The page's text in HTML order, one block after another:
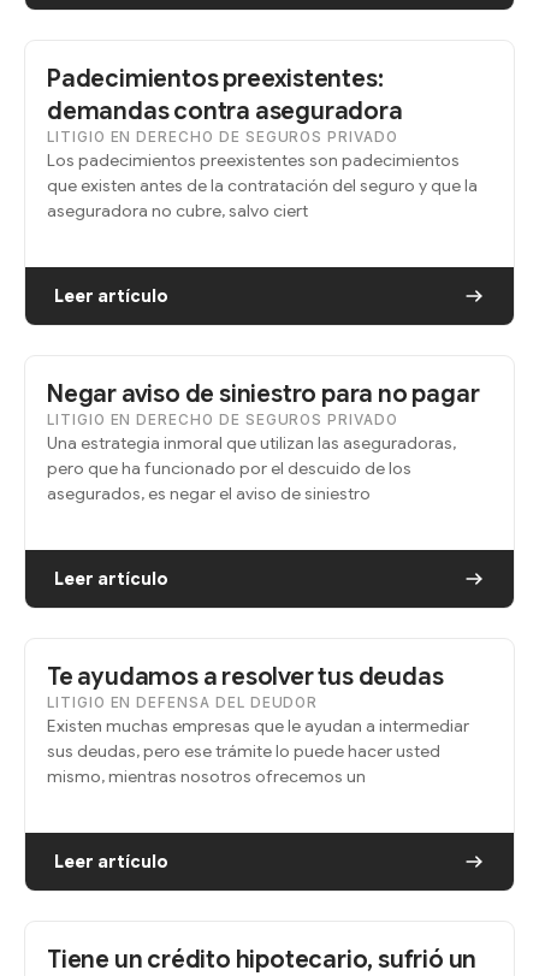
Padecimientos preexistentes:
demandas contra aseguradora
LITIGIO EN DERECHO DE SEGUROS PRIVADO
Los padecimientos preexistentes son padecimientos
que existen antes de la contratación del seguro y que la
aseguradora no cubre, salvo ciert
Leer artículo
Negar aviso de siniestro para no pagar
LITIGIO EN DERECHO DE SEGUROS PRIVADO
Una estrategia inmoral que utilizan las aseguradoras,
pero que ha funcionado por el descuido de los
asegurados, es negar el aviso de siniestro
Leer artículo
Te ayudamos a resolver tus deudas
LITIGIO EN DEFENSA DEL DEUDOR
Existen muchas empresas que le ayudan a intermediar
sus deudas, pero ese trámite lo puede hacer usted
mismo, mientras nosotros ofrecemos un
Leer artículo
Tiene un crédito hipotecario, sufrió un